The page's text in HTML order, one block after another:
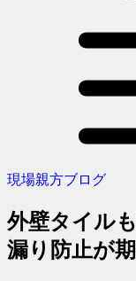
現場親方ブログ
外壁タイル
漏り防止が